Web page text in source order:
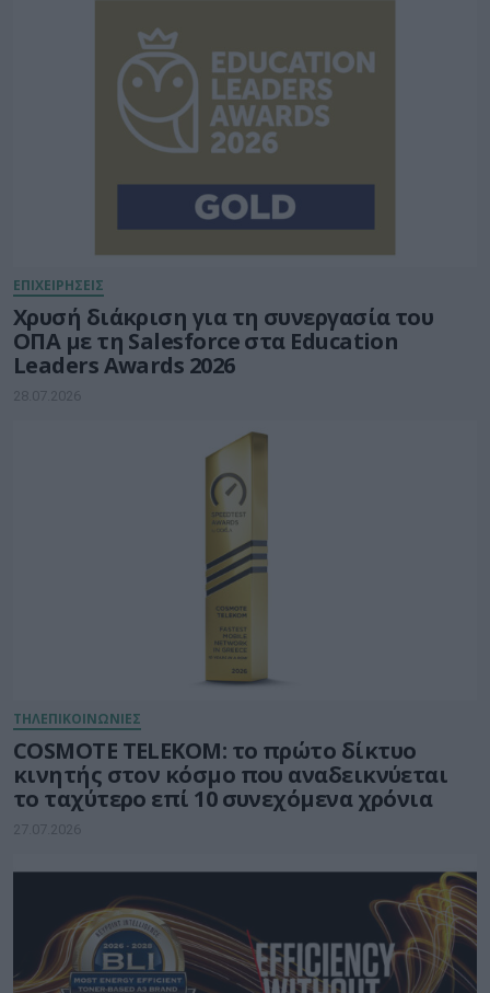
ΕΠΙΧΕΙΡΗΣΕΙΣ
Χρυσή διάκριση για τη συνεργασία του
ΟΠΑ με τη Salesforce στα Education
Leaders Awards 2026
28.07.2026
ΤΗΛΕΠΙΚΟΙΝΩΝΙΕΣ
COSMOTE TELEKOM: το πρώτο δίκτυο
κινητής στον κόσμο που αναδεικνύεται
το ταχύτερο επί 10 συνεχόμενα χρόνια
27.07.2026